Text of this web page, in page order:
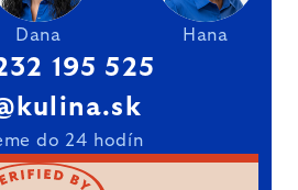
Dana Hana
195 525
do 24 hodín